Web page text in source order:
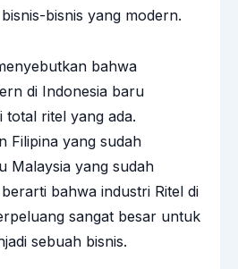
bisnis yang modern.
bahwa
di Indonesia baru
total ritel yang ada.
Filipina yang sudah
Malaysia yang sudah
bahwa industri Ritel di
sangat besar untuk
sebuah bisnis.